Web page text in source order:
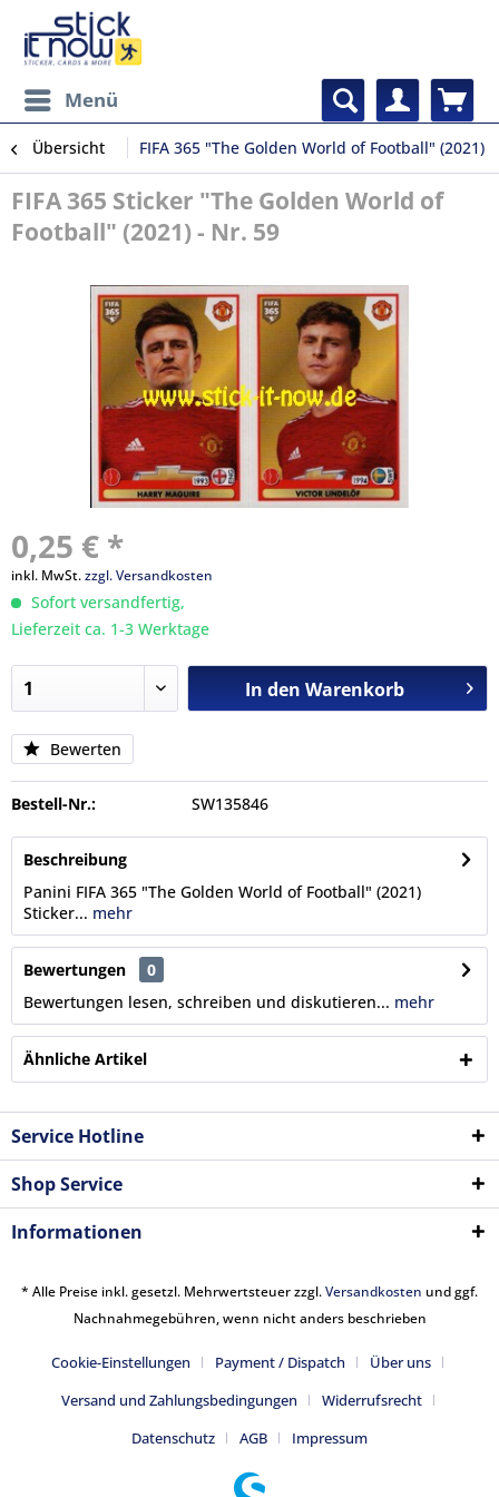
Menü
Übersicht FIFA 365 "The Golden World of Football" (2021)
FIFA 365 Sticker "The Golden World of
Football" (2021) - Nr. 59
0,25 € *
inkl. MwSt.zzgl. Versandkosten
Sofort versandfertig,
Lieferzeit ca. 1-3 Werktage
In den Warenkorb
Bewerten
Bestell-Nr.: SW135846
Beschreibung
Panini FIFA 365 "The Golden World of Football" (2021)
Sticker... mehr
Bewertungen
0
Bewertungen lesen, schreiben und diskutieren... mehr
Ähnliche Artikel
Service Hotline
Shop Service
Informationen
* Alle Preise inkl. gesetzl. Mehrwertsteuer zzgl.Versandkosten und ggf.
Nachnahmegebühren, wenn nicht anders beschrieben
Cookie-Einstellungen Payment / Dispatch
Über uns
Versand und Zahlungsbedingungen
Widerrufsrecht
Datenschutz
AGB Impressum